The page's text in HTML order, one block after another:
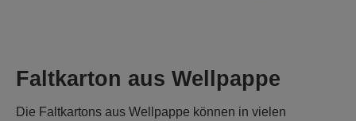
Faltkarton aus Wellpappe
Die Faltkartons aus Wellpappe können in vielen